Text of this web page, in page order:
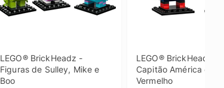
LEGO® BrickHeadz -
Figuras de Sulley, Mike e
Boo
LEGO® BrickHeadz -
Capitão América e
Vermelho